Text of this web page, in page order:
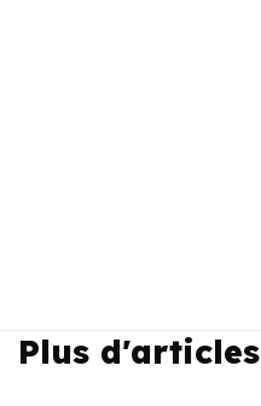
Plus d'articles